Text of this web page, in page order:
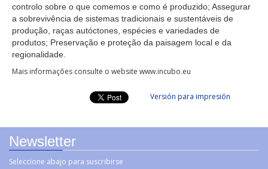
controlo sobre o que comemos e como é produzido; Assegurar
a sobrevivência de sistemas tradicionais e sustentáveis de
produção, raças autóctones, espécies e variedades de
produtos; Preservação e proteção da paisagem local e da
regionalidade.
Mais informações consulte o website www.incubo.eu
Versión para impresión
Newsletter
Seleccione abajo para suscribirse